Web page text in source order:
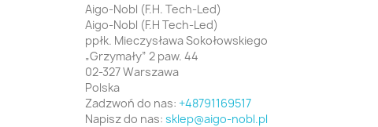
Aigo-Nobl (F.H. Tech-Led)
Aigo-Nobl (F.H Tech-Led)
ppłk. Mieczysława Sokołowskiego
„Grzymały” 2 paw. 44
02-327 Warszawa
Polska
Zadzwoń do nas: +48791169517
Napisz do nas: sklep@aigo-nobl.pl